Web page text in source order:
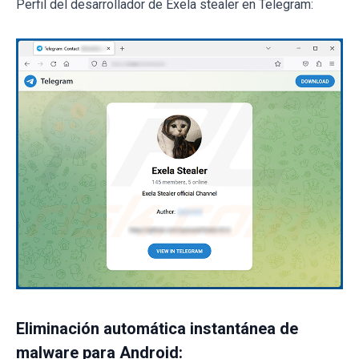
Perfil del desarrollador de Exela stealer en Telegram:
Eliminación automática instantánea de
malware para Android: